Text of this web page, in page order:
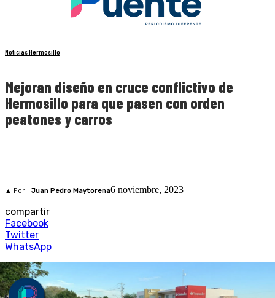
Noticias Hermosillo
Mejoran diseño en cruce conflictivo de
Hermosillo para que pasen con orden
peatones y carros
▲ Por Juan Pedro Maytorena6 noviembre, 2023
compartir
Facebook
Twitter
WhatsApp